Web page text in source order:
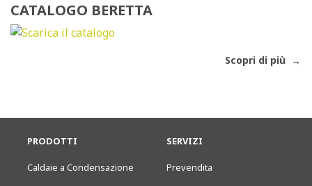
CATALOGO BERETTA
Scopri di più
PRODOTTI
Caldaie a Condensazione
SERVIZI
Prevendita